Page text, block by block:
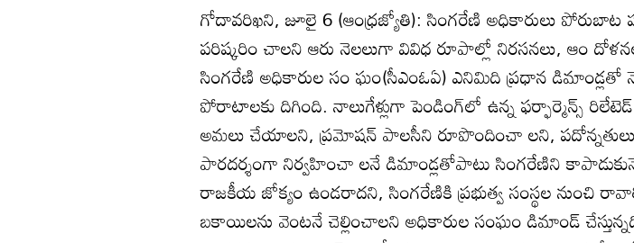
గోదావరిఖని, జూలై 6 (ఆంధ్రజ్యోతి): సింగరేణి అధికారులు పోరుబాట
పరిష్కరిం చాలని ఆరు నెలలుగా వివిధ రూపాల్లో నిరసనలు, ఆం
సింగరేణి అధికారుల సం ఘం(సీఎంఓఏ) ఎనిమిది ప్రధాన డిమాండ్లతో
పోరాటాలకు దిగింది. నాలుగేళ్లుగా పెండింగ్‌లో ఉన్న ఫర్ఫార్మెన్స్‌
అమలు చేయాలని, ప్రమోషన్‌ పాలసీని రూపొందించా లని,
పారదర్శంగా నిర్వహించా లనే డిమాండ్లతోపాటు సింగరేణిని
రాజకీయ జోక్యం ఉండరాదని, సింగరేణికి ప్రభుత్వ సంస్థల నుంచి
బకాయిలను వెంటనే చెల్లించాలని అధికారుల సంఘం డిమాండ్‌